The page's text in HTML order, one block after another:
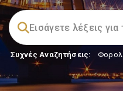
Συχνές Αναζητήσεις: